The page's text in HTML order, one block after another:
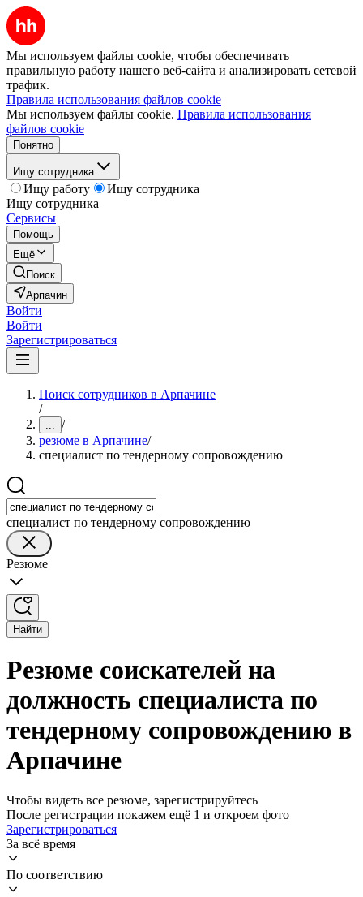
Мы используем файлы cookie, чтобы обеспечивать
правильную работу нашего веб-сайта и анализировать сетевой
трафик.
Правила использования файлов cookie
Мы используем файлы cookie. Правила использования
файлов cookie
Понятно
Ищу сотрудника
Ищу работу
Ищу сотрудника
Ищу сотрудника
Сервисы
Помощь
Ещё
Поиск
Арпачин
Войти
Войти
Зарегистрироваться
Поиск сотрудников в Арпачине
/
... /
резюме в Арпачине/
специалист по тендерному сопровождению
специалист по тендерному сопровождению
Резюме
Найти
Резюме соискателей на
должность специалиста по
тендерному сопровождению в
Арпачине
Чтобы видеть все резюме, зарегистрируйтесь
После регистрации покажем ещё 1 и откроем фото
Зарегистрироваться
За всё время
По соответствию